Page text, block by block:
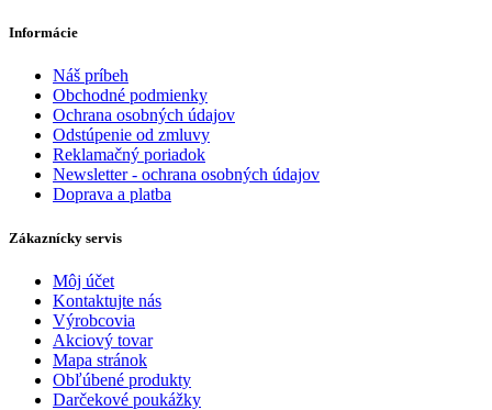
Informácie
Náš príbeh
Obchodné podmienky
Ochrana osobných údajov
Odstúpenie od zmluvy
Reklamačný poriadok
Newsletter - ochrana osobných údajov
Doprava a platba
Zákaznícky servis
Môj účet
Kontaktujte nás
Výrobcovia
Akciový tovar
Mapa stránok
Obľúbené produkty
Darčekové poukážky